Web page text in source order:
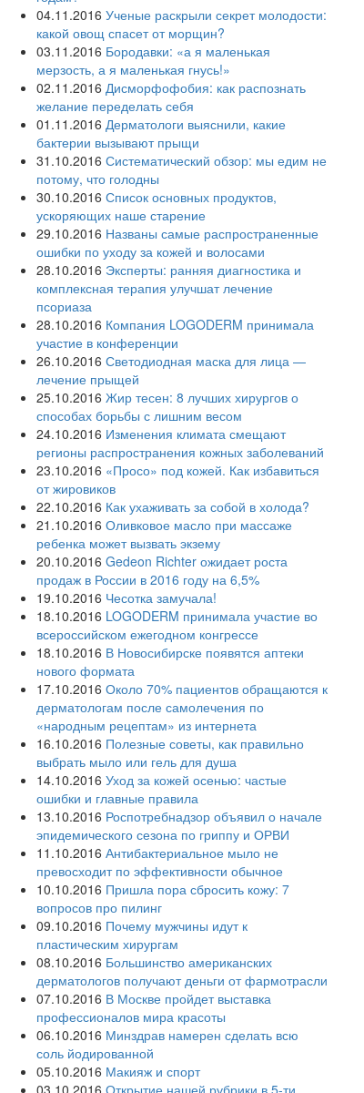
04.11.2016 Ученые раскрыли секрет молодости:
какой овощ спасет от морщин?
03.11.2016 Бородавки: «а я маленькая
мерзость, а я маленькая гнусь!»
02.11.2016 Дисморфофобия: как распознать
желание переделать себя
01.11.2016 Дерматологи выяснили, какие
бактерии вызывают прыщи
31.10.2016 Систематический обзор: мы едим не
потому, что голодны
30.10.2016 Список основных продуктов,
ускоряющих наше старение
29.10.2016 Названы самые распространенные
ошибки по уходу за кожей и волосами
28.10.2016 Эксперты: ранняя диагностика и
комплексная терапия улучшат лечение
псориаза
28.10.2016 Компания LOGODERM принимала
участие в конференции
26.10.2016 Светодиодная маска для лица —
лечение прыщей
25.10.2016 Жир тесен: 8 лучших хирургов о
способах борьбы с лишним весом
24.10.2016 Изменения климата смещают
регионы распространения кожных заболеваний
23.10.2016 «Просо» под кожей. Как избавиться
от жировиков
22.10.2016 Как ухаживать за собой в холода?
21.10.2016 Оливковое масло при массаже
ребенка может вызвать экзему
20.10.2016 Gedeon Richter ожидает роста
продаж в России в 2016 году на 6,5%
19.10.2016 Чесотка замучала!
18.10.2016 LOGODERM принимала участие во
всероссийском ежегодном конгрессе
18.10.2016 В Новосибирске появятся аптеки
нового формата
17.10.2016 Около 70% пациентов обращаются к
дерматологам после самолечения по
«народным рецептам» из интернета
16.10.2016 Полезные советы, как правильно
выбрать мыло или гель для душа
14.10.2016 Уход за кожей осенью: частые
ошибки и главные правила
13.10.2016 Роспотребнадзор объявил о начале
эпидемического сезона по гриппу и ОРВИ
11.10.2016 Антибактериальное мыло не
превосходит по эффективности обычное
10.10.2016 Пришла пора сбросить кожу: 7
вопросов про пилинг
09.10.2016 Почему мужчины идут к
пластическим хирургам
08.10.2016 Большинство американских
дерматологов получают деньги от фармотрасли
07.10.2016 В Москве пройдет выставка
профессионалов мира красоты
06.10.2016 Минздрав намерен сделать всю
соль йодированной
05.10.2016 Макияж и спорт
03.10.2016 Открытие нашей рубрики в 5-ти